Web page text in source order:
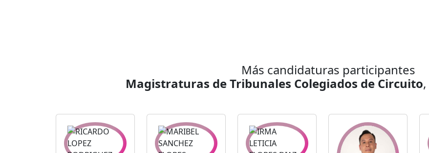
Más candidaturas participantes
Magistraturas de Tribunales Colegiados de Circuito,